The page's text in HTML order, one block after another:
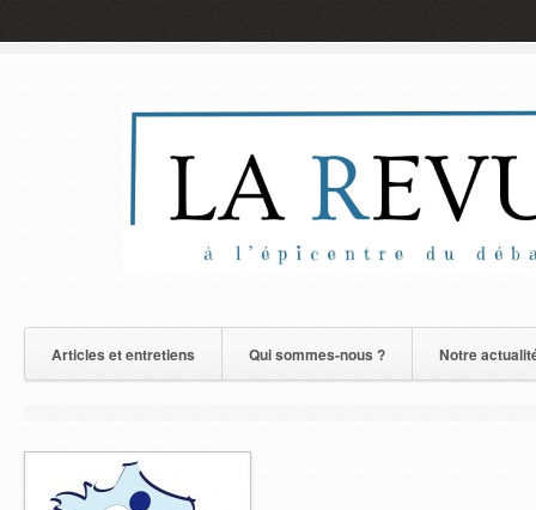
Articles et entretiens Qui sommes-nous ? Notre